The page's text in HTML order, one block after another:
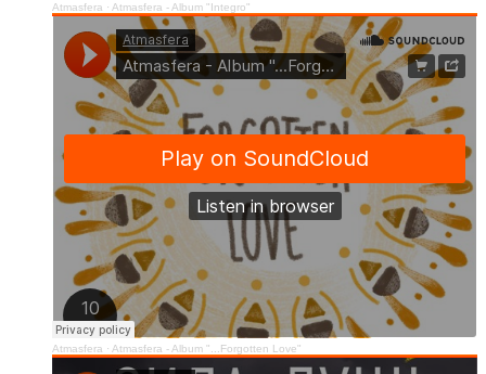
Atmasfera · Atmasfera - Album "Integro"
Atmasfera · Atmasfera - Album "...Forgotten Love"